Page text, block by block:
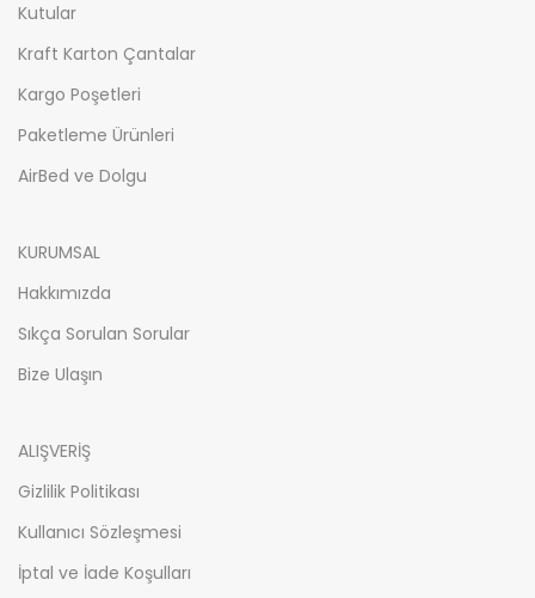
Kutular
Kraft Karton Çantalar
Kargo Poşetleri
Paketleme Ürünleri
AirBed ve Dolgu
KURUMSAL
Hakkımızda
Sıkça Sorulan Sorular
Bize Ulaşın
ALIŞVERİŞ
Gizlilik Politikası
Kullanıcı Sözleşmesi
İptal ve İade Koşulları